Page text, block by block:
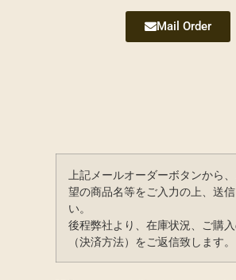
Mail Order
上記メールオーダーボタンから
望の商品名等をご入力の上、送
い。
後程弊社より、在庫状況、ご購
（決済方法）をご返信致します。